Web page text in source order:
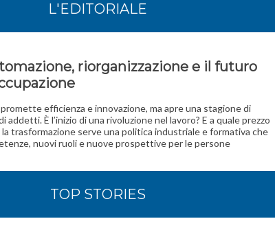
L'EDITORIALE
riorganizzazione e il futuro
efficienza e innovazione, ma apre una stagione di
addetti. È l’inizio di una rivoluzione nel lavoro? E a quale prezzo
la trasformazione serve una politica industriale e formativa che
nuovi ruoli e nuove prospettive per le persone
TOP STORIES